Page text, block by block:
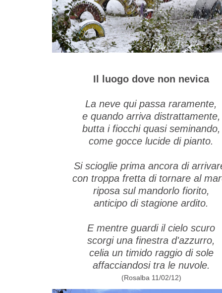
Il luogo dove non nevica
La neve qui passa raramente,
e quando arriva distrattamente,
butta i fiocchi quasi seminando,
come gocce lucide di pianto.
Si scioglie prima ancora di
con troppa fretta di tornare al
riposa sul mandorlo fiorito,
anticipo di stagione ardito.
E mentre guardi il cielo scuro
scorgi una finestra d'azzurro,
celia un timido raggio di sole
affacciandosi tra le nuvole.
(Rosalba 11/02/12)